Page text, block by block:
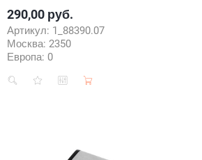
Цена
290,00 руб.
Артикул: 1_88390.07
Москва: 2350
Европа: 0